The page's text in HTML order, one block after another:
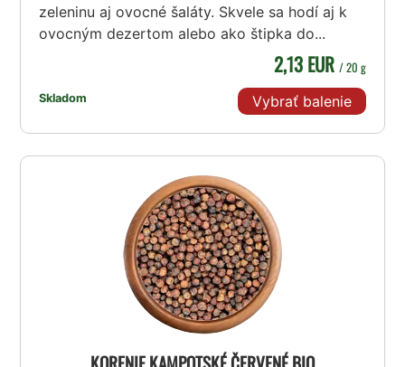
zeleninu aj ovocné šaláty. Skvele sa hodí aj k
ovocným dezertom alebo ako štipka do...
Skladom
2,13 EUR / 20 g
Vybrať balenie